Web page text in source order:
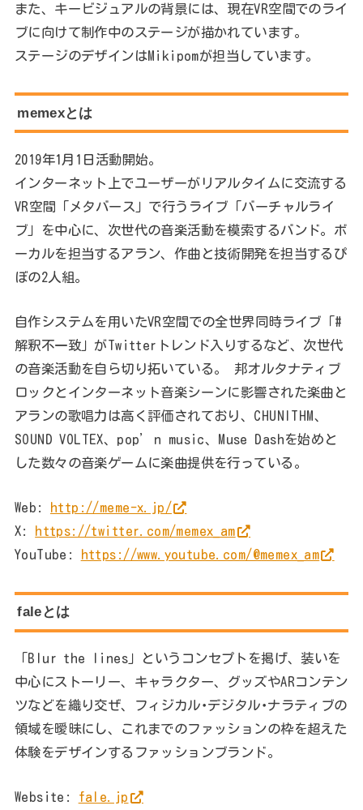
また、キービジュアルの背景には、現在VR空間でのライ
ブに向けて制作中のステージが描かれています。
ステージのデザインはMikipomが担当しています。
memexとは
2019年1月1日活動開始。
インターネット上でユーザーがリアルタイムに交流する
VR空間「メタバース」で行うライブ「バーチャルライ
ブ」を中心に、次世代の音楽活動を模索するバンド。ボ
ーカルを担当するアラン、作曲と技術開発を担当するぴ
ぼの2人組。
自作システムを用いたVR空間での全世界同時ライブ「#
解釈不一致」がTwitterトレンド入りするなど、次世代
の音楽活動を自ら切り拓いている。 邦オルタナティブ
ロックとインターネット音楽シーンに影響された楽曲と
アランの歌唱力は高く評価されており、CHUNITHM、
SOUND VOLTEX、pop’n music、Muse Dashを始めと
した数々の音楽ゲームに楽曲提供を行っている。
Web: http://meme-x.jp/
X: https://twitter.com/memex_am
YouTube: https://www.youtube.com/@memex_am
faleとは
「Blur the lines」というコンセプトを掲げ、装いを
中心にストーリー、キャラクター、グッズやARコンテン
ツなどを織り交ぜ、フィジカル･デジタル･ナラティブの
領域を曖昧にし、これまでのファッションの枠を超えた
体験をデザインするファッションブランド。
Website: fale.jp